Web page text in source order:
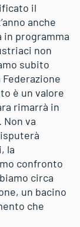
il
anche
in programma
non
subito
è un valore
rimarrà in
va
la
confronto
circa
un bacino
che